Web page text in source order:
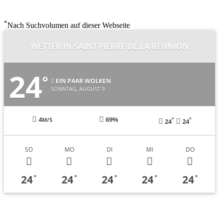
*Nach Suchvolumen auf dieser Webseite
WETTER IN SAINT PIERRE DE LA REUNION
24° EIN PAAR WOLKEN
SONNTAG, AUGUST 9
4M/S 69% 24° 24°
SO
24°
MO
24°
DI
24°
MI
24°
DO
24°